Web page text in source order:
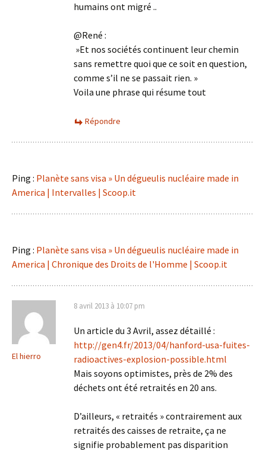
humains ont migré ..
@René :
»Et nos sociétés continuent leur chemin
sans remettre quoi que ce soit en question,
comme s’il ne se passait rien. »
Voila une phrase qui résume tout
Répondre
Ping : Planète sans visa » Un dégueulis nucléaire made in
America | Intervalles | Scoop.it
Ping : Planète sans visa » Un dégueulis nucléaire made in
America | Chronique des Droits de l'Homme | Scoop.it
El hierro
8 avril 2013 à 10:07 pm
Un article du 3 Avril, assez détaillé :
http://gen4.fr/2013/04/hanford-usa-fuites-
radioactives-explosion-possible.html
Mais soyons optimistes, près de 2% des
déchets ont été retraités en 20 ans.
D’ailleurs, « retraités » contrairement aux
retraités des caisses de retraite, ça ne
signifie probablement pas disparition